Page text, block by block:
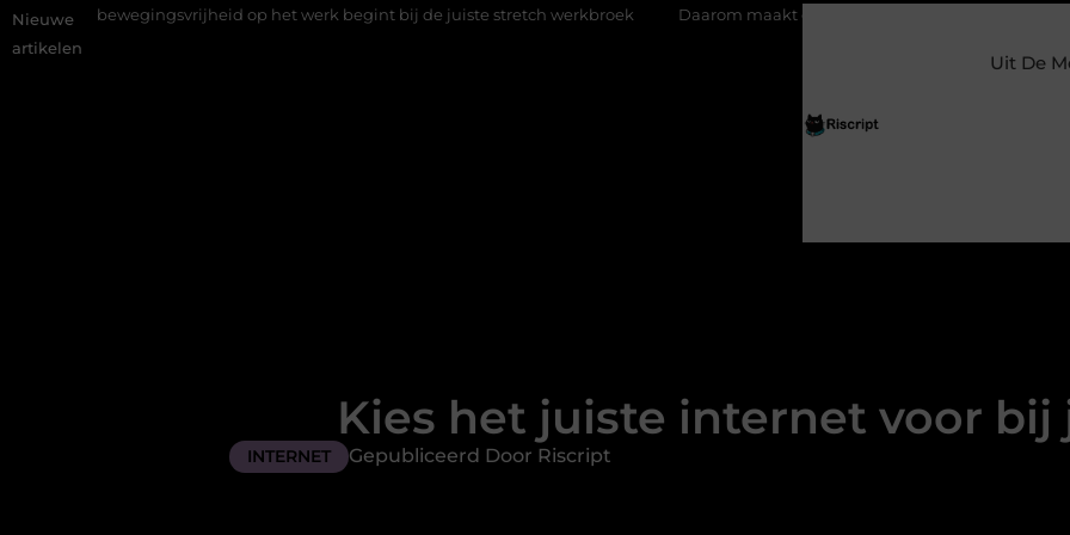
Nieuwe
artikelen
op het werk begint bij de juiste stretch werkbroek Daarom maakt een persoonlijke kaart ieder moment bijzonder
Uit De
Kies het juiste internet voor bij
INTERNET Gepubliceerd Door Riscript